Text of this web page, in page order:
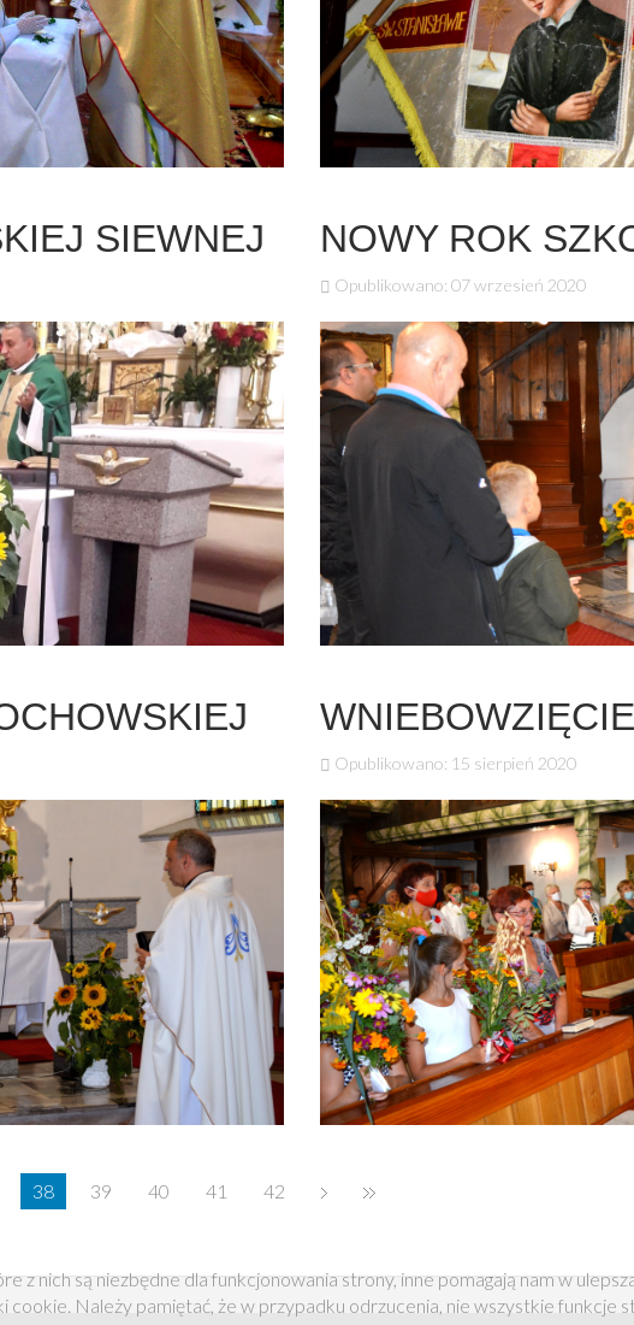
SIEWNEJ NOWY ROK
Opublikowano: 07 wrzesień 2020
Opublikowano: 15 sierpień 2020
38 39 40 41 42
nich są niezbędne dla funkcjonowania strony, inne pomagają nam w
cookie. Należy pamiętać, że w przypadku odrzucenia, nie wszystkie funkcje